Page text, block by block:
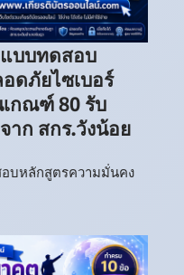
บบทดสอบ
ดภัยไซเบอร์
กณฑ์ 80 รับ
าก สกร.วังน้อย
บหลักสูตรความมั่นคง